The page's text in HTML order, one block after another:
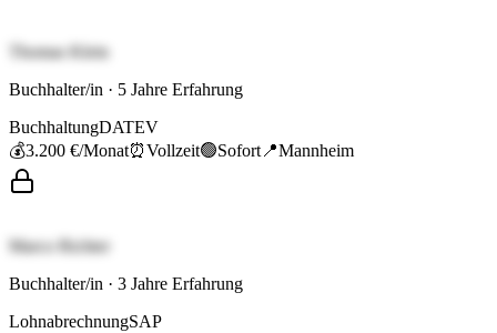
Thomas Klein
Buchhalter/in · 5 Jahre Erfahrung
BuchhaltungDATEV
💰3.200 €/Monat⏰Vollzeit🟢Sofort 📍Mannheim
Marco Richter
Buchhalter/in · 3 Jahre Erfahrung
LohnabrechnungSAP